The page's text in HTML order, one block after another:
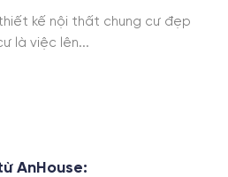
kế nội thất chung cư đẹp
là việc lên...
AnHouse: